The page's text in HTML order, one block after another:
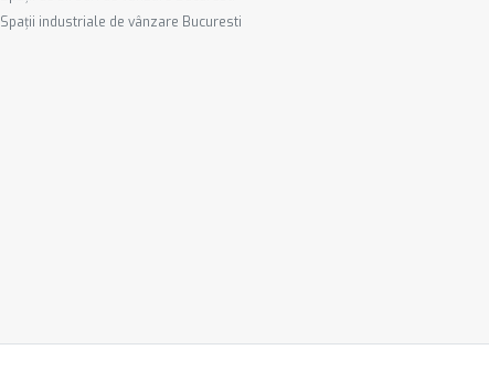
Spații industriale de vânzare Bucuresti